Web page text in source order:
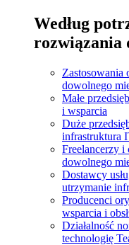
Według
rozwiązania
Zastosowania
dowolnego
Małe
i wsparcia
Duże
infrastruktura
Freelancerzy
dowolnego
Dostawcy
utrzymanie
Producenci
wsparcia i
Działalność
technologię